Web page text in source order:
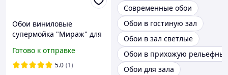
Обои виниловые
супермойка "Мираж" для
серо-кремовые с золотом
0,53*10м
Готово к отправке
5.0 (1)
Современные обои
Обои в гостиную зал
Обои в зал светлые
Обои в прихожую
Обои для зала